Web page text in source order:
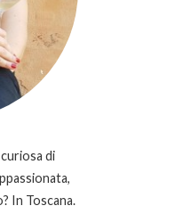
di
In Toscana.